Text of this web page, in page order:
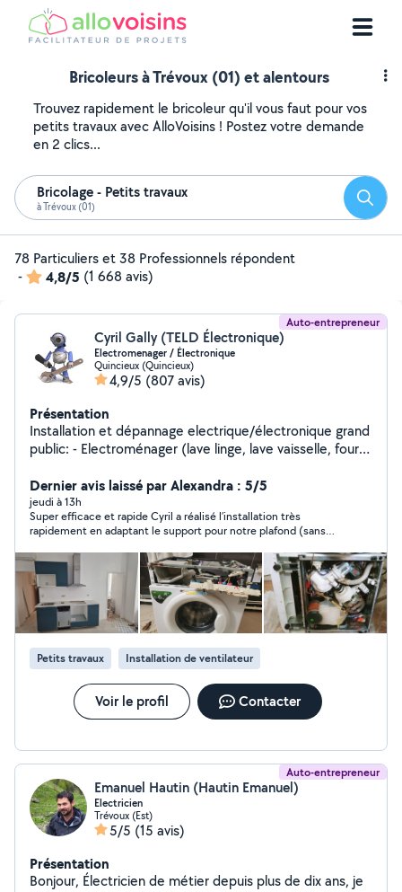
Bricoleurs à Trévoux (01) et alentours
Trouvez rapidement le bricoleur qu'il vous faut pour vos
petits travaux avec AlloVoisins ! Postez votre demande
en 2 clics...
Bricolage - Petits travaux
à Trévoux (01)
78 Particuliers et 38 Professionnels répondent
-
4,8/5 (1 668 avis)
Auto-entrepreneur
Cyril Gally (TELD Électronique)
Electromenager / Électronique
Quincieux (Quincieux)
4,9/5 (807 avis)
Présentation
Installation et dépannage electrique/électronique grand
public: - Electroménager (lave linge, lave vaisselle, four,
(portail, store,..) - Domotique - installation/rénovation
électrique Travaillant dans le domaine de la conception
électronique, l'électricité ainsi que l'électronique sont
mes domaines de prédilection. Et je répare les moteurs
de stores électrique (SOMFY, BUBENDORFF,..)
Dernier avis laissé par Alexandra : 5/5
jeudi à 13h
Super efficace et rapide Cyril a réalisé l’installation très
rapidement en adaptant le support pour notre plafond (sans
très pro !
Petits travaux Installation de ventilateur
Voir le profil Contacter
Auto-entrepreneur
Emanuel Hautin (Hautin Emanuel)
Electricien
Trévoux (Est)
5/5 (15 avis)
Présentation
Bonjour, Électricien de métier depuis plus de dix ans, je